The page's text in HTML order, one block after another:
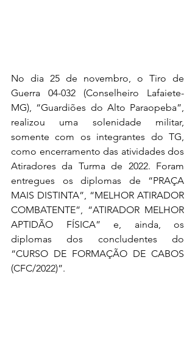
No dia 25 de novembro, o Tiro de
Guerra 04-032 (Conselheiro Lafaiete-
MG), “Guardiões do Alto Paraopeba”,
realizou uma solenidade militar,
somente com os integrantes do TG,
como encerramento das atividades dos
Atiradores da Turma de 2022. Foram
entregues os diplomas de “PRAÇA
MAIS DISTINTA”, “MELHOR ATIRADOR
COMBATENTE”, “ATIRADOR MELHOR
APTIDÃO FÍSICA” e, ainda, os
diplomas dos concludentes do
“CURSO DE FORMAÇÃO DE CABOS
(CFC/2022)”.